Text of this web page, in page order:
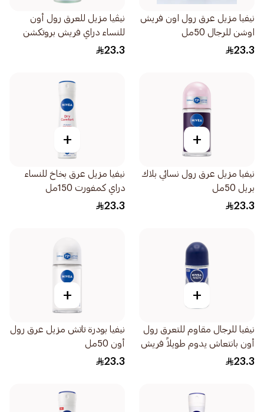
نيفيا مزيل عرق رول اون فريش
اوشن للرجال 50مل
23.3
نيڤيا مزيل للعرق رول أون
للنساء دراي فريش بروتكشن
50مل
23.3
+
نيفيا مزيل عرق رول نسائي بلاك
بريل 50مل
23.3
+
نيفيا مزيل عرق بخاخ للنساء
دراي كمفورت 150مل
23.3
+
نيفيا للرجال مقاوم للتعرق رول
أون بانتعاش يدوم طويلاً فريش
أكتيف 50مل
23.3
+
نيفيا بودرة تاتش مزيل عرق رول
أون 50مل
23.3